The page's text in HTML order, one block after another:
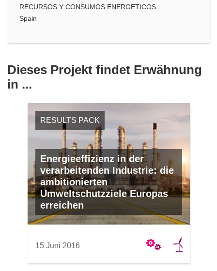
RECURSOS Y CONSUMOS ENERGETICOS
Spain
Dieses Projekt findet Erwähnung
in ...
RESULTS PACK
Energieeffizienz in der
verarbeitenden Industrie: die
ambitionierten
Umweltschutzziele Europas
erreichen
15 Juni 2016